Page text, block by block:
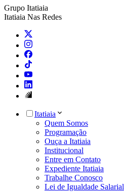
Grupo Itatiaia
Itatiaia Nas Redes
Itatiaia
Quem Somos
Programação
Ouça a Itatiaia
Institucional
Entre em Contato
Expediente Itatiaia
Trabalhe Conosco
Lei de Igualdade Salarial